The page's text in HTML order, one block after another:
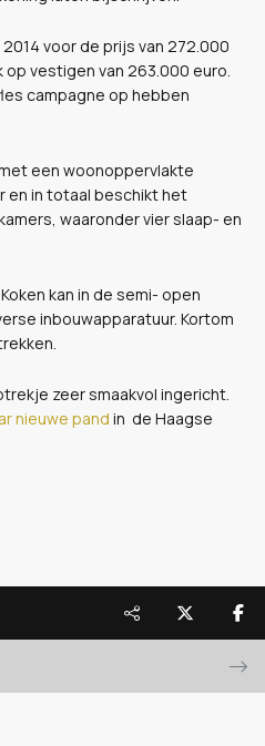
voor de prijs van 272.000
vestigen van 263.000 euro.
campagne op hebben
een woonoppervlakte
en in totaal beschikt het
waaronder vier slaap- en
kan in de semi- open
inbouwapparatuur. Kortom
zeer smaakvol ingericht.
nieuwe pand in de Haagse